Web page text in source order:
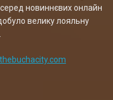
новиннєвих онлайн
велику лояльну